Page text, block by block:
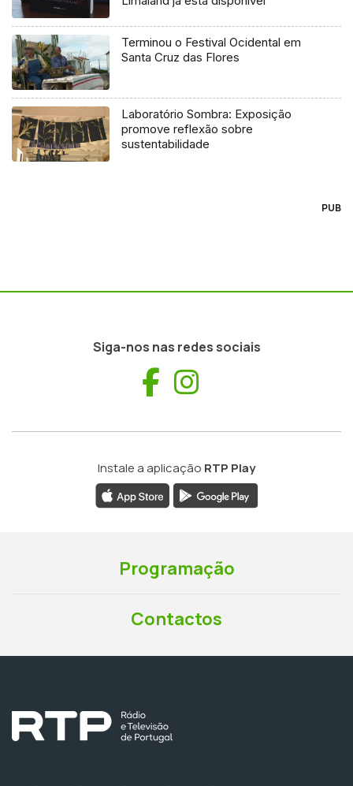
Terminou o Festival Ocidental em
Santa Cruz das Flores
Laboratório Sombra: Exposição
promove reflexão sobre
sustentabilidade
PUB
Siga-nos nas redes sociais
Facebook
Instale a aplicação RTP Play
Programação
Contactos